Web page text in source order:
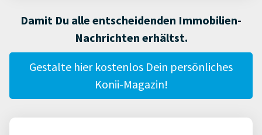
Damit Du alle entscheidenden Immobilien-
Nachrichten erhältst.
Gestalte hier kostenlos Dein persönliches
Konii-Magazin!